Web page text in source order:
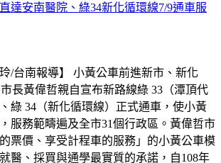
達安南醫院、綠34新化循環線7/9通車服
/台南報導】 小黃公車前進新市、新化
長黃偉哲親自宣布新路線綠 33（潭頂代
綠 34（新化循環線）正式通車，使小黃
服務範疇遍及全市31個行政區。黃偉哲市
票價、享受計程車的服務」的小黃公車模
醫、採買與通學最實質的承諾，自108年